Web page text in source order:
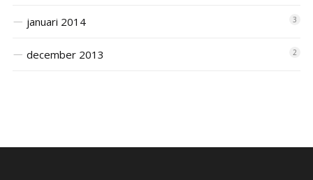
januari 2014 3
december 2013 2